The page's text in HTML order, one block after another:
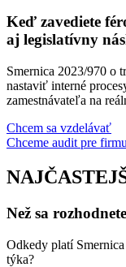
Keď zavediete
aj legislatívny
Smernica 2023/970 o
nastaviť interné
zamestnávateľa na
Chcem sa vzdelávať
Chceme audit pre firmu
Než sa
Odkedy platí
týka?